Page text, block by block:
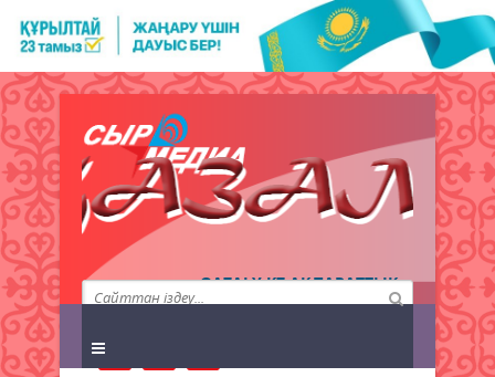
QAZALY.KZ АҚПАРАТТЫҚ
АГЕНТТІГІ